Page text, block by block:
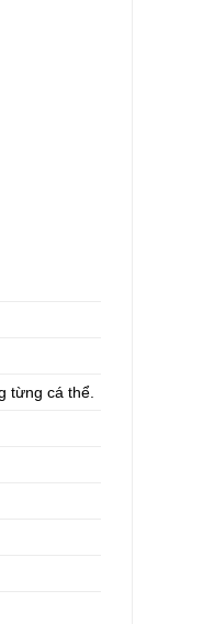
từng cá thể.